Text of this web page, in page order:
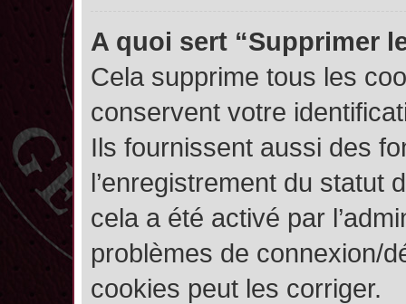
A quoi sert “Supprimer
Cela supprime tous les
conservent votre
Ils fournissent aussi des
l’enregistrement du statut
cela a été activé par
problèmes de connexion/
cookies peut les corriger.